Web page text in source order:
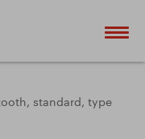
standard, type